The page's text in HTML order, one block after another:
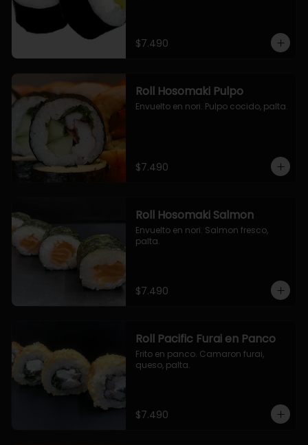
$7.490
Roll Hosomaki Pulpo
Envuelto en nori. Pulpo cocido, palta.
$7.490
Roll Hosomaki Salmon
Envuelto en nori. Salmon fresco,
palta.
$7.490
Roll Pacific Furai en Panco
Frito en panco. Camaron furai,
queso, palta.
$7.490